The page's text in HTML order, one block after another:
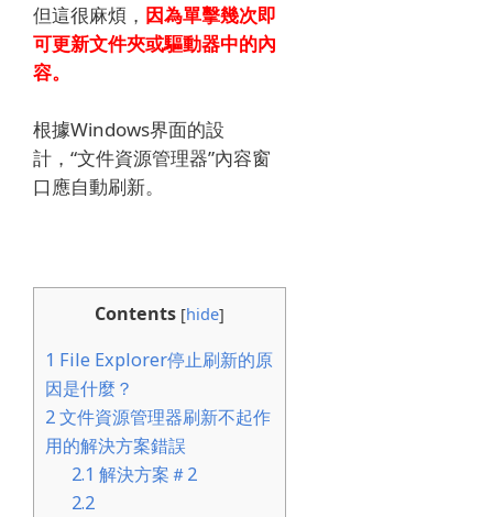
但這很麻煩， 因為單擊幾次即
可更新文件夾或驅動器中的內
容。
根據Windows界面的設
計，“文件資源管理器”內容窗
口應自動刷新。
Contents [hide]
1 File Explorer停止刷新的原
因是什麼？
2文件資源管理器刷新不起作
用的解決方案錯誤
2.1 解決方案＃2
2.2